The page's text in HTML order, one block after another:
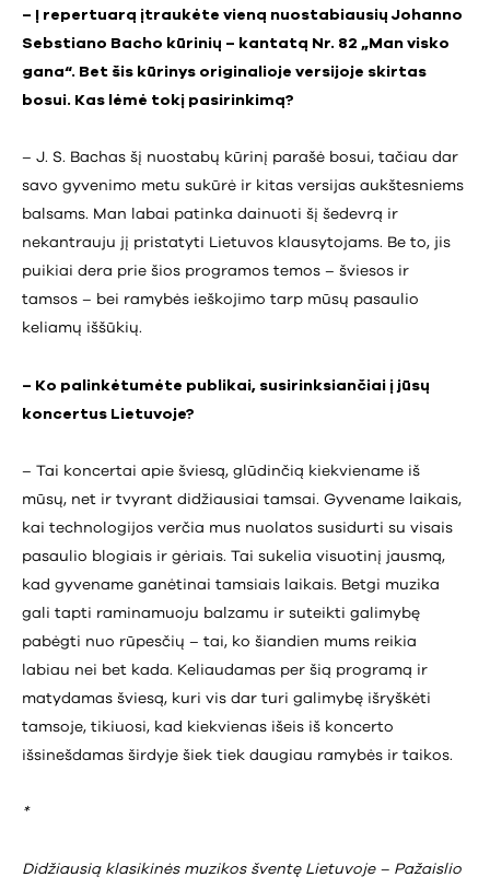
– Į repertuarą įtraukėte vieną nuostabiausių Johanno
Sebstiano Bacho kūrinių – kantatą Nr. 82 „Man visko
gana“. Bet šis kūrinys originalioje versijoje skirtas
bosui. Kas lėmė tokį pasirinkimą?
– J. S. Bachas šį nuostabų kūrinį parašė bosui, tačiau dar
savo gyvenimo metu sukūrė ir kitas versijas aukštesniems
balsams. Man labai patinka dainuoti šį šedevrą ir
nekantrauju jį pristatyti Lietuvos klausytojams. Be to, jis
puikiai dera prie šios programos temos – šviesos ir
tamsos – bei ramybės ieškojimo tarp mūsų pasaulio
keliamų iššūkių.
– Ko palinkėtumėte publikai, susirinksiančiai į jūsų
koncertus Lietuvoje?
– Tai koncertai apie šviesą, glūdinčią kiekviename iš
mūsų, net ir tvyrant didžiausiai tamsai. Gyvename laikais,
kai technologijos verčia mus nuolatos susidurti su visais
pasaulio blogiais ir gėriais. Tai sukelia visuotinį jausmą,
kad gyvename ganėtinai tamsiais laikais. Betgi muzika
gali tapti raminamuoju balzamu ir suteikti galimybę
pabėgti nuo rūpesčių – tai, ko šiandien mums reikia
labiau nei bet kada. Keliaudamas per šią programą ir
matydamas šviesą, kuri vis dar turi galimybę išryškėti
tamsoje, tikiuosi, kad kiekvienas išeis iš koncerto
išsinešdamas širdyje šiek tiek daugiau ramybės ir taikos.
*
Didžiausią klasikinės muzikos šventę Lietuvoje – Pažaislio